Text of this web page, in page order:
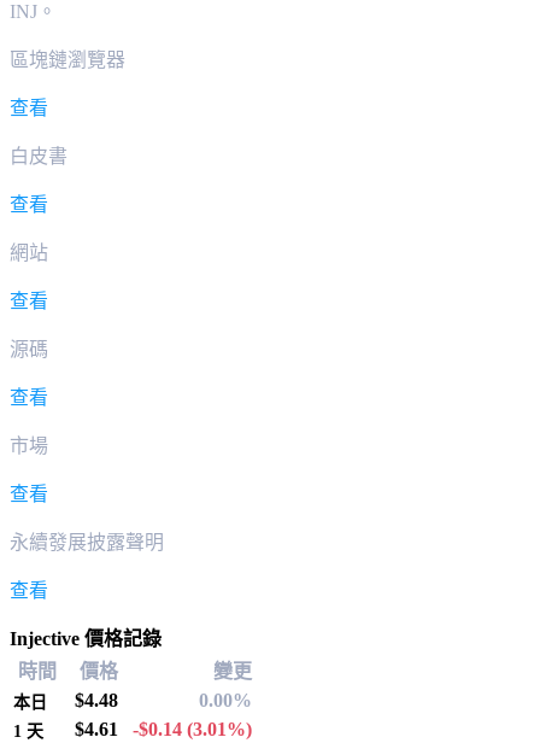
INJ。
區塊鏈瀏覽器
查看
白皮書
查看
網站
查看
源碼
查看
市場
查看
永續發展披露聲明
查看
Injective 價格記錄
時間
價格 變更
本日 $4.48 0.00%
1 天 $4.61 -$0.14 (3.01%)